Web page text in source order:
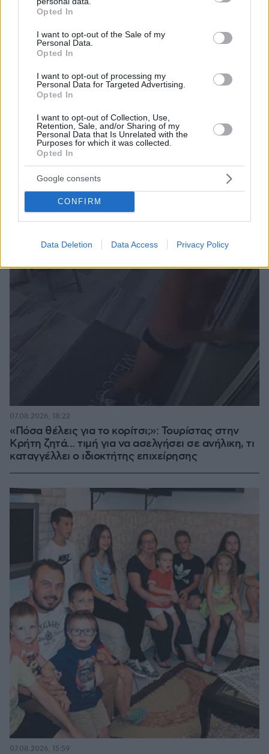
grant or deny consent to Google and its third-party tags to
use your data for below specified purposes in below Google
consent section.
Opted In
I want to opt-out of the Sale of my
Personal Data.
Opted In
I want to opt-out of processing my
Personal Data for Targeted Advertising.
Opted In
I want to opt-out of Collection, Use,
Retention, Sale, and/or Sharing of my
Personal Data that Is Unrelated with the
Purposes for which it was collected.
Opted In
Google consents
CONFIRM
Data Deletion Data Access Privacy Policy
ΕΛΑΣ, κάνουν επιλεκτική κοπτοραπτική στατιστικών
στοιχείων
πριν 27 λεπτά
ΔΕΙΤΕ ΟΛΕΣ ΤΙΣ ΕΙΔΗΣΕΙΣ
ΤΑ ΠΙΟ ΔΗΜΟΦΙΛΗ
«Πόσα θέλεις για το κορίτσι;»: Τουρίστας στην
Κρήτη ζητά... τιμή για να ασελγήσει σε ανήλικη, τι
καταγγέλλει ο ιδιοκτήτης επιχείρησης
07.08.2026, 18:22
07.08.2026, 15:59